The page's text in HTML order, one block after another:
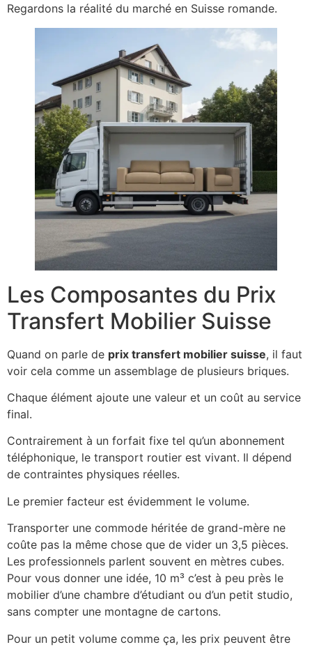
Regardons la réalité du marché en Suisse romande.
Les Composantes du Prix
Transfert Mobilier Suisse
Quand on parle de prix transfert mobilier suisse, il faut
voir cela comme un assemblage de plusieurs briques.
Chaque élément ajoute une valeur et un coût au service
final.
Contrairement à un forfait fixe tel qu’un abonnement
téléphonique, le transport routier est vivant. Il dépend
de contraintes physiques réelles.
Le premier facteur est évidemment le volume.
Transporter une commode héritée de grand-mère ne
coûte pas la même chose que de vider un 3,5 pièces.
Les professionnels parlent souvent en mètres cubes.
Pour vous donner une idée, 10 m³ c’est à peu près le
mobilier d’une chambre d’étudiant ou d’un petit studio,
sans compter une montagne de cartons.
Pour un petit volume comme ça, les prix peuvent être